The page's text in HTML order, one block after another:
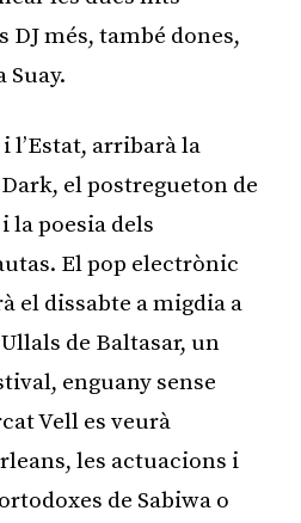
DJ més, també dones,
Suay.
l’Estat, arribarà la
el postregueton de
la poesia dels
El pop electrònic
el dissabte a migdia a
de Baltasar, un
enguany sense
Vell es veurà
les actuacions i
de Sabiwa o